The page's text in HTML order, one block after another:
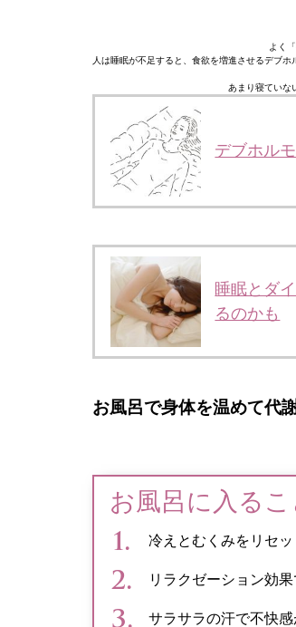
よく
人は睡眠が不足すると、食欲を増進させるデブ
あまり寝ていな
デブホル
睡眠とダ
るのかも
お風呂で身体を温めて代
お風呂に入る
冷えとむくみをリセッ
リラクゼーション効
サラサラの汗で不快